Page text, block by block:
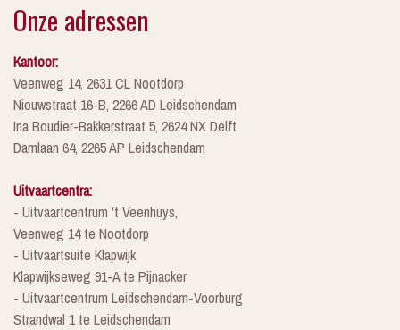
Onze adressen
Kantoor:
Veenweg 14, 2631 CL Nootdorp
Nieuwstraat 16-B, 2266 AD Leidschendam
Ina Boudier-Bakkerstraat 5, 2624 NX Delft
Damlaan 64, 2265 AP Leidschendam
Uitvaartcentra:
- Uitvaartcentrum 't Veenhuys,
Veenweg 14 te Nootdorp
- Uitvaartsuite Klapwijk
Klapwijkseweg 91-A te Pijnacker
- Uitvaartcentrum Leidschendam-Voorburg
Strandwal 1 te Leidschendam